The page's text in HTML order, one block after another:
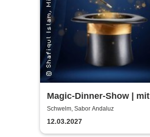
Magic-Dinner-Show | mit
Magic Andi
Schwelm, Sabor Andaluz
12.03.2027